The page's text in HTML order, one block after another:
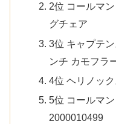
2位 コールマ
グチェア
3位 キャプテ
ンチ カモフラ
4位 ヘリノッ
5位 コールマ
2000010499